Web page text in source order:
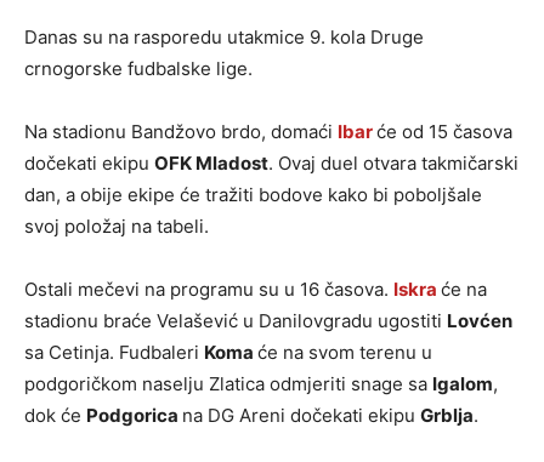
Danas su na rasporedu utakmice 9. kola Druge
crnogorske fudbalske lige.
Na stadionu Bandžovo brdo, domaći Ibarće od 15 časova
dočekati ekipu OFK Mladost. Ovaj duel otvara takmičarski
dan, a obije ekipe će tražiti bodove kako bi poboljšale
svoj položaj na tabeli.
Ostali mečevi na programu su u 16 časova. Iskra će na
stadionu braće Velašević u Danilovgradu ugostiti Lovćen
sa Cetinja. Fudbaleri Koma će na svom terenu u
podgoričkom naselju Zlatica odmjeriti snage sa Igalom,
dok će Podgorica na DG Areni dočekati ekipu Grblja.